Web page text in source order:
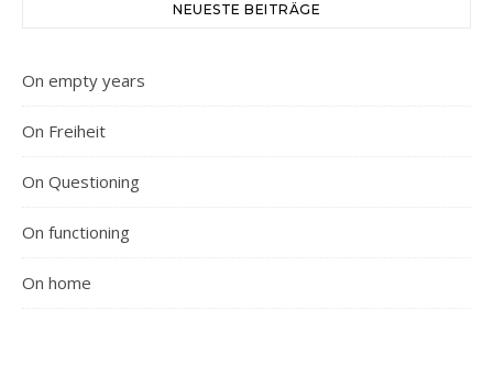
NEUESTE BEITRÄGE
On empty years
On Freiheit
On Questioning
On functioning
On home